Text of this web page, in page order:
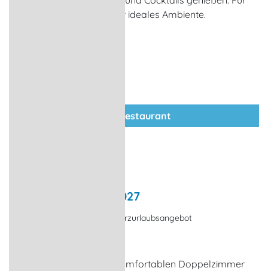
Feste und Feiern bieten wir ideales Ambiente.
zum Restaurant
Fisch- & Wildtage 2027
Kulinarisches Angebot, Kurzurlaubsangebot
2 x Übernachtung im komfortablen Doppelzimmer